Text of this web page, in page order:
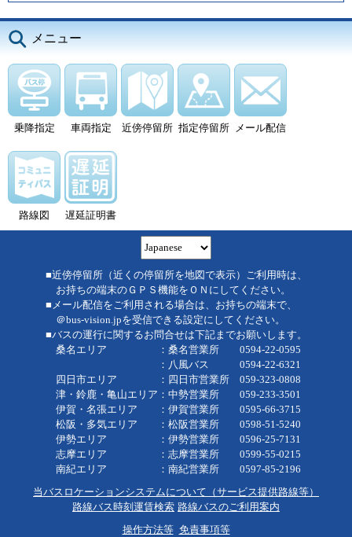
メニュー
乗降指定 車両指定 近傍停留所 指定停留所 メール配信
路線図 遅延証明書
■近傍停留所（近くの停留所を地図で表示）ご利用時は、
お持ちの端末のＧＰＳ機能をＯＮにしてください。
■メール配信をご利用される場合は、お持ちの端末で、
＠bus-vision.jpを受信できる設定にしてください。
■バスの運行に関するお問合せは下記までお願いします。
桑名エリア ：桑名営業所 0594-22-0595
：八風バス 0594-22-6321
四日市エリア ：四日市営業所 059-323-0808
津・鈴鹿・亀山エリア：中勢営業所 059-233-3501
伊賀・名張エリア ：伊賀営業所 0595-66-3715
松阪・多気エリア ：松阪営業所 0598-51-5240
伊勢エリア ：伊勢営業所 0596-25-7131
志摩エリア ：志摩営業所 0599-55-0215
南紀エリア ：南紀営業所 0597-85-2196
当バスロケーションシステムについて（サービス提供路線等）
路線バス時刻運賃検索 路線バスのご利用案内
操作方法等 免責事項等